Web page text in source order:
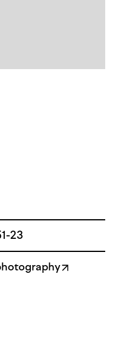
23